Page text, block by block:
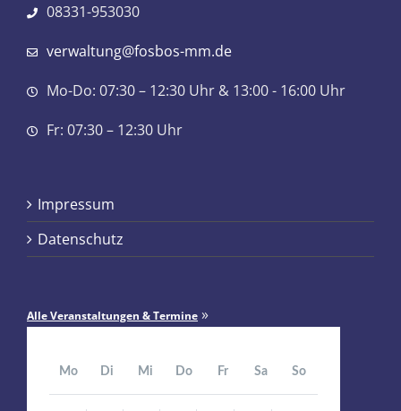
08331-953030
verwaltung@fosbos-mm.de
Mo-Do: 07:30 – 12:30 Uhr & 13:00 - 16:00 Uhr
Fr: 07:30 – 12:30 Uhr
Impressum
Datenschutz
Alle Veranstaltungen & Termine »